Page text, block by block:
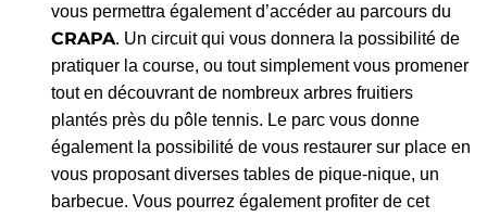
vous permettra également d’accéder au parcours du
CRAPA. Un circuit qui vous donnera la possibilité de
pratiquer la course, ou tout simplement vous promener
tout en découvrant de nombreux arbres fruitiers
plantés près du pôle tennis. Le parc vous donne
également la possibilité de vous restaurer sur place en
vous proposant diverses tables de pique-nique, un
barbecue. Vous pourrez également profiter de cet